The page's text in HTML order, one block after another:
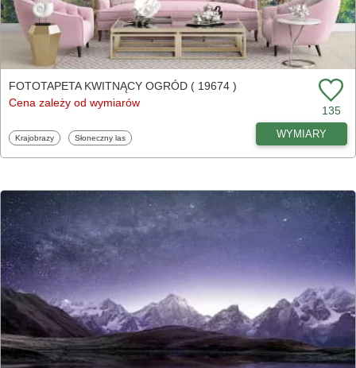
FOTOTAPETA KWITNĄCY OGRÓD ( 19674 )
Cena zależy od wymiarów
135
Fototapety
Krajobrazy Fototapety
Słoneczny las WYMIARY